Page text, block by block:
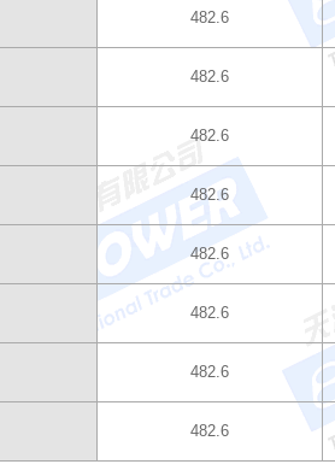
482.6
482.6
482.6
482.6
482.6
482.6
482.6
482.6